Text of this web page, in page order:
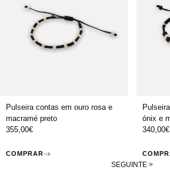
Pulseira contas em ouro rosa e
macramé preto
355,00€
COMPRAR
ónix e
340,00€
SEGUINTE >